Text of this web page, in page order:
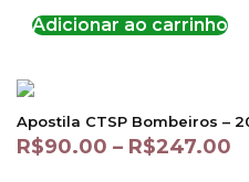
Adicionar ao carrinho
Apostila CTSP Bombeiros –
R$90.00 – R$247.00